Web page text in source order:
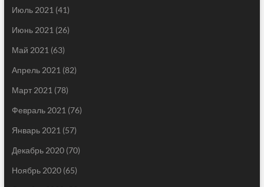
Июль 2021 (41)
Июнь 2021 (26)
Май 2021 (63)
Апрель 2021 (82)
Март 2021 (78)
Февраль 2021 (76)
Январь 2021 (57)
Декабрь 2020(70)
Ноябрь 2020(65)